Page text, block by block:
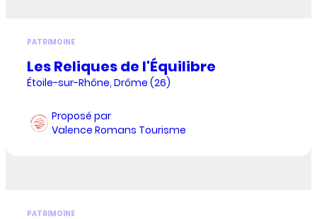
PATRIMOINE
Les Reliques de l'Équilibre
Étoile-sur-Rhône, Drôme (26)
Proposé par
Valence Romans Tourisme
PATRIMOINE